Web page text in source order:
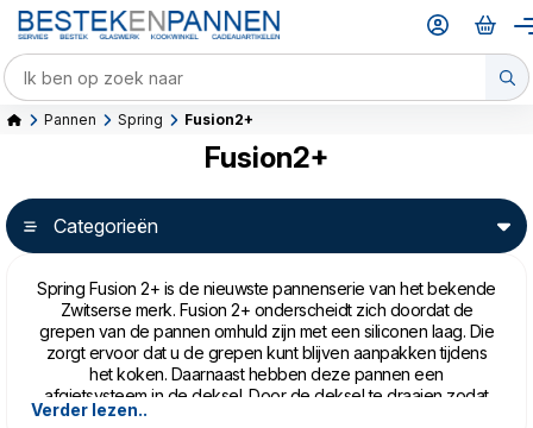
Pannen Spring Fusion2+
Fusion2+
Categorieën
Spring Fusion 2+ is de nieuwste pannenserie van het bekende
Zwitserse merk. Fusion 2+ onderscheidt zich doordat de
grepen van de pannen omhuld zijn met een siliconen laag. Die
zorgt ervoor dat u de grepen kunt blijven aanpakken tijdens
het koken. Daarnaast hebben deze pannen een
afgietsysteem in de deksel. Door de deksel te draaien zodat
de afgietgaatjes vooraan komen, giet u uw groenten of pasta
Verder lezen..